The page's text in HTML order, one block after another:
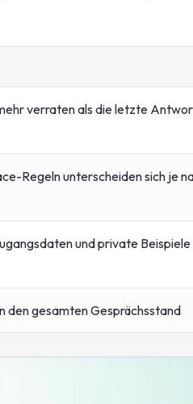
verraten als die letzte
Regeln unterscheiden sich je
und private Beispiele
den gesamten Gesprächsstand